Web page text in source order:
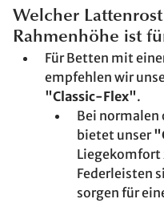
Welcher
Rahmenhöhe ist
Für Betten mit
empfehlen wir
"Classic-Flex".
Bei normalen
bietet unser
Liegekomfort
Federleisten
sorgen für